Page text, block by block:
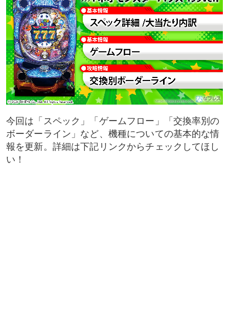
今回は「スペック」「ゲームフロー」「交換率別の
ボーダーライン」など、機種についての基本的な情
報を更新。詳細は下記リンクからチェックしてほし
い！